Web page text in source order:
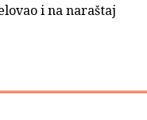
i na naraštaj